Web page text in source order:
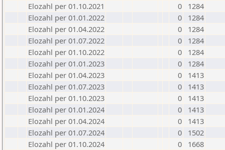
Elozahl per 01.10.2021
0
1284
Elozahl per 01.01.2022
0
1284
Elozahl per 01.04.2022
0
1284
Elozahl per 01.07.2022
0
1284
Elozahl per 01.10.2022
0
1284
Elozahl per 01.01.2023
0
1284
Elozahl per 01.04.2023
0
1413
Elozahl per 01.07.2023
0
1413
Elozahl per 01.10.2023
0
1413
Elozahl per 01.01.2024
0
1413
Elozahl per 01.04.2024
0
1413
Elozahl per 01.07.2024
0
1502
Elozahl per 01.10.2024
0
1668